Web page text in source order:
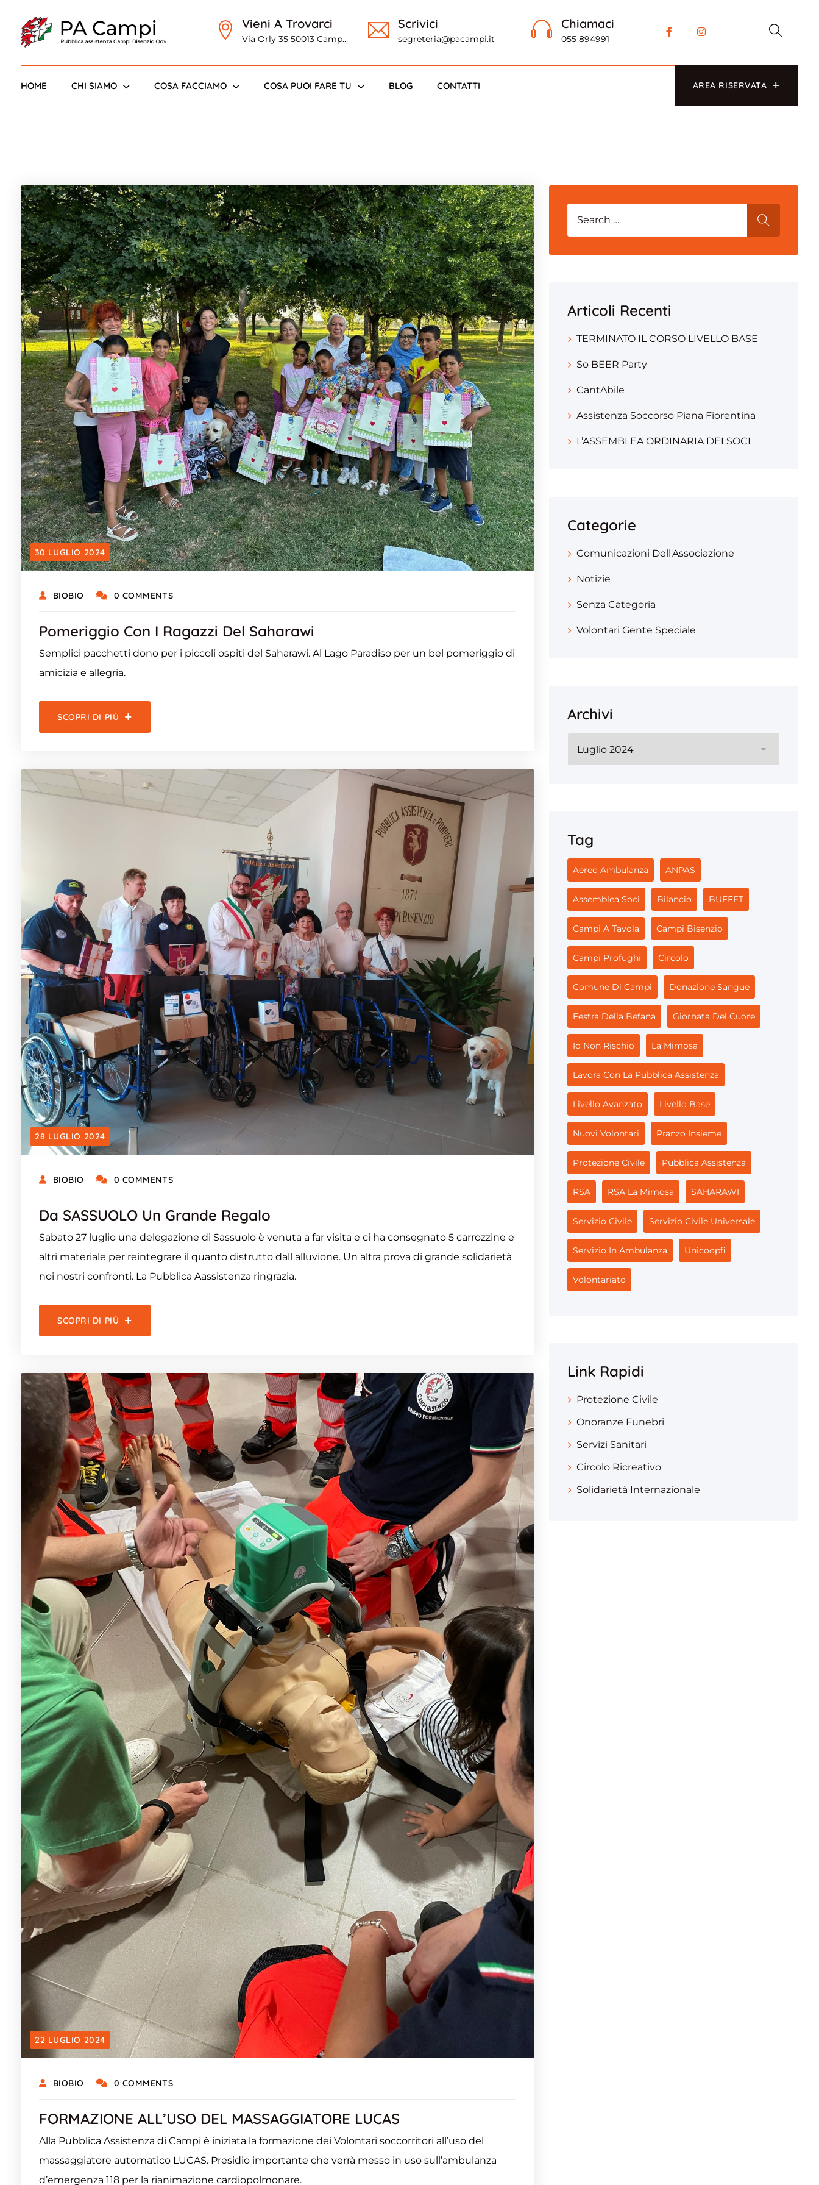
Vieni A Trovarci
Via Orly 35 50013 Campi
Scrivici
segreteria@pacampi.it
Chiamaci
055 894991
HOME CHI SIAMO COSA FACCIAMO COSA PUOI FARE TU BLOG CONTATTI AREA RISERVATA
30 LUGLIO 2024
BIOBIO 0 COMMENTS
Pomeriggio Con I Ragazzi Del Saharawi
Semplici pacchetti dono per i piccoli ospiti del Saharawi. Al Lago Paradiso per un bel pomeriggio di
amicizia e allegria.
SCOPRI DI PIÙ
28 LUGLIO 2024
BIOBIO 0 COMMENTS
Da SASSUOLO Un Grande Regalo
Sabato 27 luglio una delegazione di Sassuolo è venuta a far visita e ci ha consegnato 5 carrozzine e
altri materiale per reintegrare il quanto distrutto dall alluvione. Un altra prova di grande solidarietà
noi nostri confronti. La Pubblica Aassistenza ringrazia.
SCOPRI DI PIÙ
22 LUGLIO 2024
BIOBIO 0 COMMENTS
FORMAZIONE ALL’USO DEL MASSAGGIATORE LUCAS
Alla Pubblica Assistenza di Campi è iniziata la formazione dei Volontari soccorritori all’uso del
massaggiatore automatico LUCAS. Presidio importante che verrà messo in uso sull’ambulanza
d’emergenza 118 per la rianimazione cardiopolmonare.
Articoli Recenti
TERMINATO IL CORSO LIVELLO BASE
So BEER Party
CantAbile
Assistenza Soccorso Piana Fiorentina
L’ASSEMBLEA ORDINARIA DEI SOCI
Categorie
Comunicazioni Dell'Associazione
Notizie
Senza Categoria
Volontari Gente Speciale
Archivi
Tag
Aereo Ambulanza ANPAS
Assemblea Soci Bilancio BUFFET
Campi A Tavola Campi Bisenzio
Campi Profughi Circolo
Comune Di Campi Donazione Sangue
Festra Della Befana Giornata Del Cuore
Io Non Rischio La Mimosa
Lavora Con La Pubblica Assistenza
Livello Avanzato Livello Base
Nuovi Volontari Pranzo Insieme
Protezione Civile Pubblica Assistenza
RSA RSA La Mimosa SAHARAWI
Servizio Civile Servizio Civile Universale
Servizio In Ambulanza Unicoopfi
Volontariato
Link Rapidi
Protezione Civile
Onoranze Funebri
Servizi Sanitari
Circolo Ricreativo
Solidarietà Internazionale